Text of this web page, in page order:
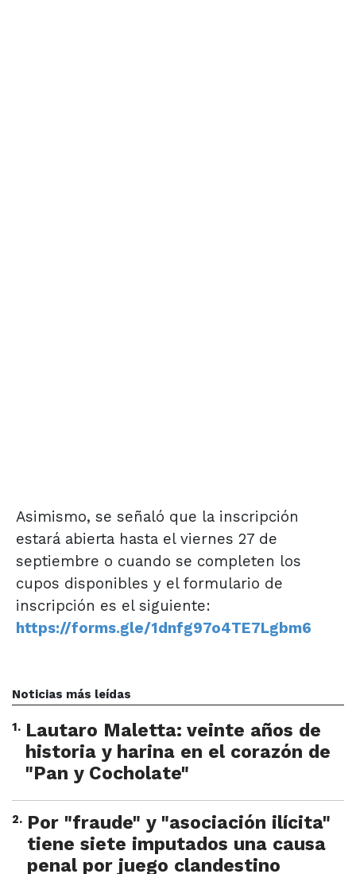
Asimismo, se señaló que la inscripción
estará abierta hasta el viernes 27 de
septiembre o cuando se completen los
cupos disponibles y el formulario de
inscripción es el siguiente:
https://forms.gle/1dnfg97o4TE7Lgbm6
Noticias más leídas
1. Lautaro Maletta: veinte años de
historia y harina en el corazón de
"Pan y Cocholate"
2. Por "fraude" y "asociación ilícita"
tiene siete imputados una causa
penal por juego clandestino